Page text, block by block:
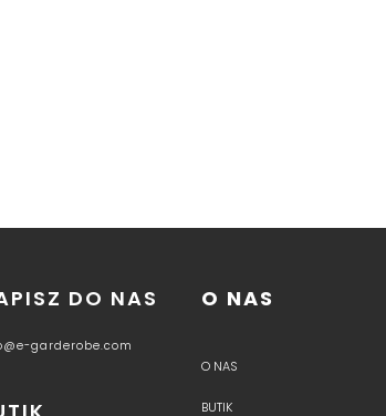
DO NAS
garderobe.com
O NAS
O NAS
BUTIK